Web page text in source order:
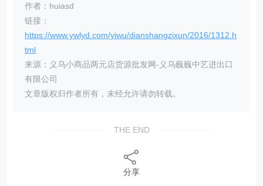
作者：huiasd
链接：
https://www.ywlyd.com/yiwu/dianshangzixun/2016/1312.h
tml
来源：义乌小商品两元店货源批发网-义乌巍巍中艺进出口
有限公司
文章版权归作者所有，未经允许请勿转载。
THE END
分享